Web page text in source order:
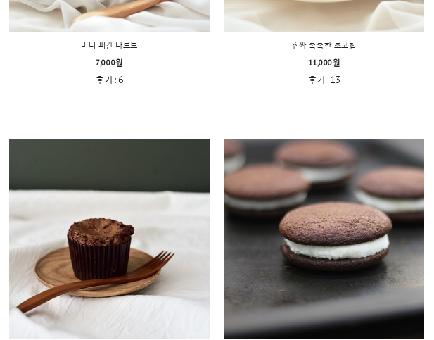
버터 피칸 타르트
7,000원
후기 : 6
진짜 촉촉한 초코칩
11,000원
후기 : 13